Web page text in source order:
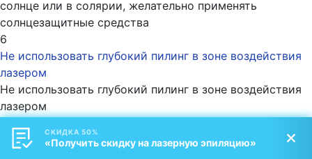
солнце или в солярии, желательно применять
солнцезащитные средства
6
Не использовать глубокий пилинг в зоне воздействия
лазером
Не использовать глубокий пилинг в зоне воздействия
лазером
Накануне или прямо перед процедурой очистить кожу
СКИДКА 50%
«Получить скидку на лазерную эпиляцию»